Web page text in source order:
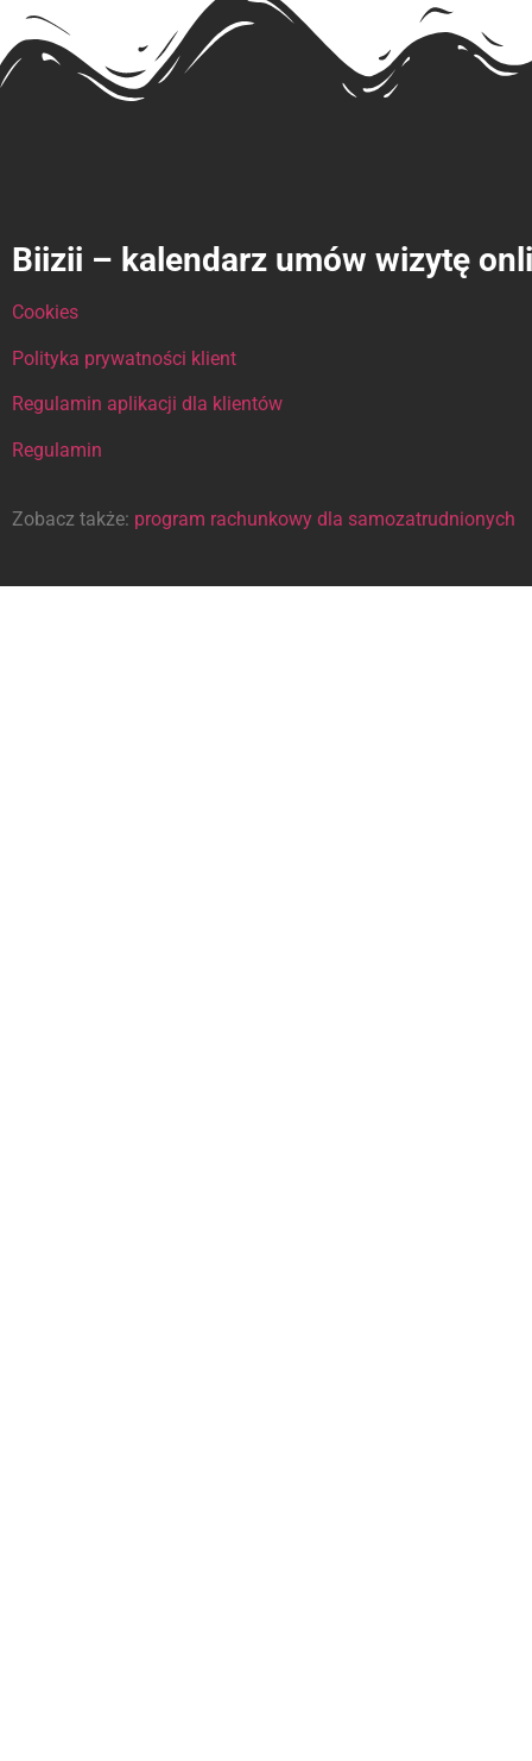
Biizii – kalendarz umów wizytę
Cookies
Polityka prywatności klient
Regulamin aplikacji dla klientów
Regulamin
Zobacz także: program rachunkowy dla samozatrudnionych